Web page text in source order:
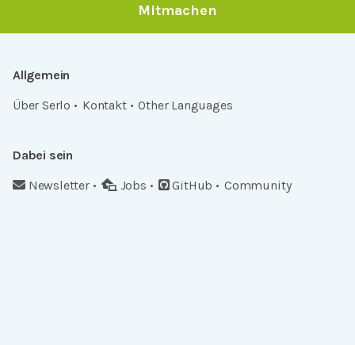
Mitmachen
Allgemein
Über Serlo
Kontakt Other Languages
Dabei sein
Newsletter
Jobs GitHub Community